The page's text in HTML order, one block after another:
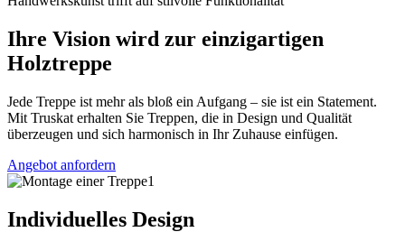
Ihre Vision wird zur einzigartigen
Holztreppe
Jede Treppe ist mehr als bloß ein Aufgang – sie ist ein Statement.
Mit Truskat erhalten Sie Treppen, die in Design und Qualität
überzeugen und sich harmonisch in Ihr Zuhause einfügen.
Angebot anfordern
Individuelles Design